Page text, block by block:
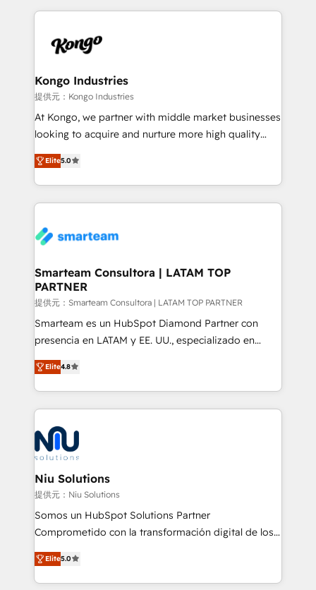
enable sales teams with the process, technology and
training to smash targets.
marketing & service, breaks down silos, and gives
confidence. We deliver end to end strategy and
and technology around a single source of truth to
support sustainable growth and better decision-
making. Working with clients locally and globally, our
expertise includes HubSpot onboarding and CRM
experience strategy, web development, integrations,
and data-driven campaigns. Winners of the first
the community - we are so glad to work with you."
Connect with us to see how we can do better and be
Kongo Industries
提供元：Kongo Industries
At Kongo, we partner with middle market businesses
looking to acquire and nurture more high quality
leads. We use digital media, marketing cloud,
automation and software integration to drive sales
and, deliver clarity on marketing expenditure.
Elite5.0
Smarteam Consultora | LATAM TOP
PARTNER
提供元：Smarteam Consultora | LATAM TOP PARTNER
Smarteam es un HubSpot Diamond Partner con
presencia en LATAM y EE. UU., especializado en
implementaciones de HubSpot, integraciones API y
optimización de procesos comerciales con IA. Con
más de 6 años de experiencia, hemos liderado 100+
implementaciones conectando HubSpot con SAP,
ERPs, e-commerce, plataformas financieras,
WhatsApp y sistemas logísticos. Nuestro equipo
multicultural trabaja en español, inglés y portugués,
uniendo visión estratégica y excelencia técnica para
generar resultados medibles. Apoyamos a empresas
de construcción, educación, tecnología, retail, e-
commerce, salud, financieras, seguros y servicios,
tomar decisiones basadas en datos. 🌎 Highlights:
5+ años como partner HubSpot 100+
Elite4.8
Niu Solutions
提供元：Niu Solutions
Somos un HubSpot Solutions Partner
Comprometido con la transformación digital de los
procesos comerciales de las empresas en
Latinoamérica, con un enfoque en Marketing, Ventas
y Servicio al Cliente. Somos un equipo de trabajo
Elite5.0